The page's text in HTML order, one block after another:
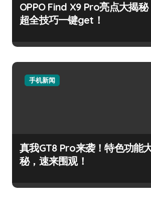
OPPO Find X9 Pro亮点大揭秘
超全技巧一键get！
手机新闻
真我GT8 Pro来袭！特色功能
秘，速来围观！